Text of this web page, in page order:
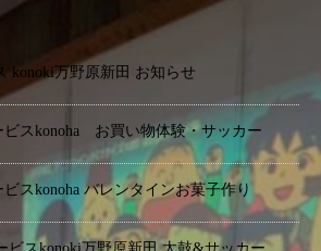
konoki万野原新田 お知らせ
ビスkonoha お買い物体験・サッカー
スkonoha バレンタインお菓子作り